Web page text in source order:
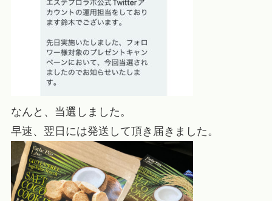
なんと、当選しました。
早速、翌日には発送して頂き届きました。